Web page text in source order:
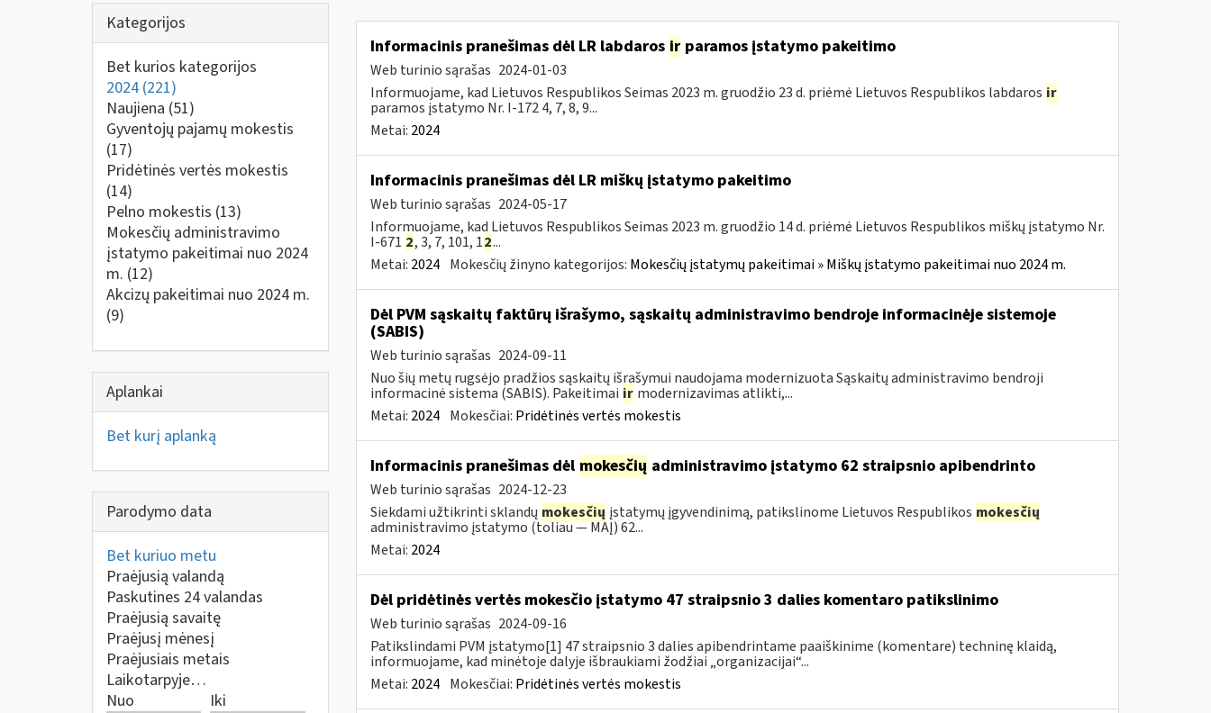
Kategorijos
Bet kurios kategorijos
2024 (221)
Naujiena (51)
Gyventojų pajamų mokestis
(17)
Pridėtinės vertės mokestis
(14)
Pelno mokestis (13)
Mokesčių administravimo
įstatymo pakeitimai nuo 2024
m. (12)
Akcizų pakeitimai nuo 2024 m.
(9)
Aplankai
Bet kurį aplanką
Parodymo data
Bet kuriuo metu
Praėjusią valandą
Paskutines 24 valandas
Praėjusią savaitę
Praėjusį mėnesį
Praėjusiais metais
Laikotarpyje…
Nuo
Iki
Informacinis pranešimas dėl LR labdaros irparamos įstatymo pakeitimo
Web turinio sąrašas 2024-01-03
Informuojame, kad Lietuvos Respublikos Seimas 2023 m. gruodžio 23 d. priėmė Lietuvos Respublikos labdaros ir
paramos įstatymo Nr. I-172 4, 7, 8, 9...
Metai: 2024
Informacinis pranešimas dėl LR miškų įstatymo pakeitimo
Web turinio sąrašas 2024-05-17
Informuojame, kad Lietuvos Respublikos Seimas 2023 m. gruodžio 14 d. priėmė Lietuvos Respublikos miškų įstatymo Nr.
I-671 2, 3, 7, 101, 12...
Metai: 2024 Mokesčių žinyno kategorijos: Mokesčių įstatymų pakeitimai » Miškų įstatymo pakeitimai nuo 2024 m.
Dėl PVM sąskaitų faktūrų išrašymo, sąskaitų administravimo bendroje informacinėje sistemoje
(SABIS)
Web turinio sąrašas 2024-09-11
Nuo šių metų rugsėjo pradžios sąskaitų išrašymui naudojama modernizuota Sąskaitų administravimo bendroji
informacinė sistema (SABIS). Pakeitimai ir modernizavimas atlikti,...
Metai: 2024 Mokesčiai: Pridėtinės vertės mokestis
Informacinis pranešimas dėl mokesčių administravimo įstatymo 62 straipsnio apibendrinto
Web turinio sąrašas 2024-12-23
Siekdami užtikrinti sklandų mokesčių įstatymų įgyvendinimą, patikslinome Lietuvos Respublikos mokesčių
administravimo įstatymo (toliau — MAĮ) 62...
Metai: 2024
Dėl pridėtinės vertės mokesčio įstatymo 47 straipsnio 3 dalies komentaro patikslinimo
Web turinio sąrašas 2024-09-16
Patikslindami PVM įstatymo[1] 47 straipsnio 3 dalies apibendrintame paaiškinime (komentare) techninę klaidą,
informuojame, kad minėtoje dalyje išbraukiami žodžiai „organizacijai“...
Metai: 2024 Mokesčiai: Pridėtinės vertės mokestis